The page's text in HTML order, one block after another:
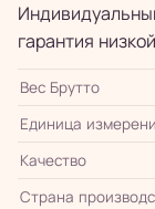
гарантия
Вес Брутто
Единица
Качество
Страна